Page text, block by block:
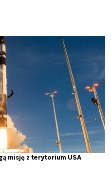
misję z terytorium USA